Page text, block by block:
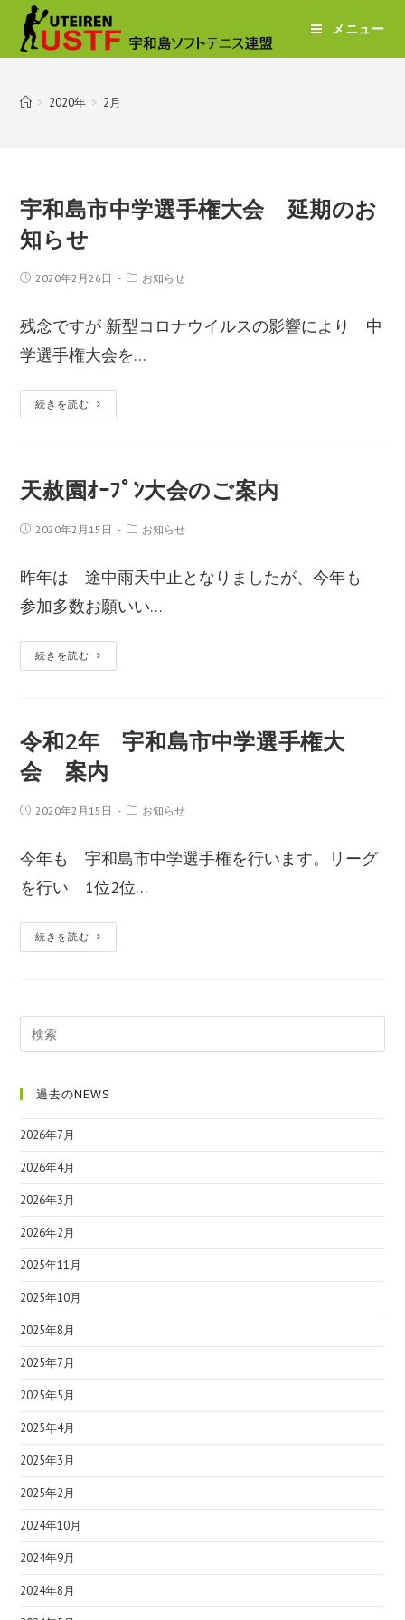
メニュー
> 2020年 > 2月
宇和島市中学選手権大会 延期のお
知らせ
2020年2月26日 お知らせ
残念ですが 新型コロナウイルスの影響により 中
学選手権大会を…
続きを読む
天赦園ｵｰﾌﾟﾝ大会のご案内
2020年2月15日 お知らせ
昨年は 途中雨天中止となりましたが、今年も
参加多数お願いい…
続きを読む
令和2年 宇和島市中学選手権大
会 案内
2020年2月15日 お知らせ
今年も 宇和島市中学選手権を行います。リーグ
を行い 1位2位…
続きを読む
過去のNEWS
2026年7月
2026年4月
2026年3月
2026年2月
2025年11月
2025年10月
2025年8月
2025年7月
2025年5月
2025年4月
2025年3月
2025年2月
2024年10月
2024年9月
2024年8月